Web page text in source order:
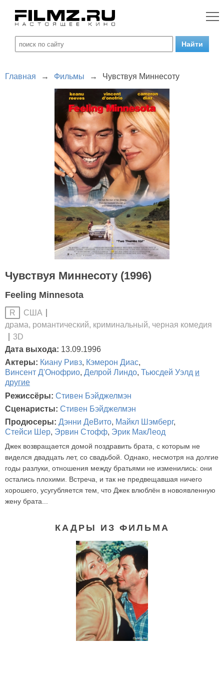
Главная → Фильмы → Чувствуя Миннесоту
Чувствуя Миннесоту (1996)
Feeling Minnesota
R
США
драма, романтический, криминальный, черная комедия
3D
Дата выхода: 13.09.1996
Актеры: Киану Ривз, Кэмерон Диас,
Винсент Д'Онофрио, Делрой Линдо, Тьюсдей Уэлд и
другие
Режиссёры: Стивен Бэйджелмэн
Сценаристы: Стивен Бэйджелмэн
Продюсеры: Дэнни ДеВито, Майкл Шэмберг,
Стейси Шер, Эрвин Стофф, Эрик МакЛеод
Джек возвращается домой поздравить брата, с которым не
виделся двадцать лет, со свадьбой. Однако, несмотря на долгие
годы разлуки, отношения между братьями не изменились: они
остались плохими. Встреча, и так не предвещавшая ничего
хорошего, усугубляется тем, что Джек влюблён в новоявленную
жену брата...
КАДРЫ ИЗ ФИЛЬМА